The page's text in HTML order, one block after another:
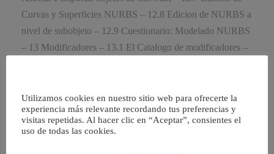
Utilizamos cookies en nuestro sitio web para ofrecerte la
experiencia más relevante recordando tus preferencias y
visitas repetidas. Al hacer clic en “Aceptar”, consientes el
uso de todas las cookies.